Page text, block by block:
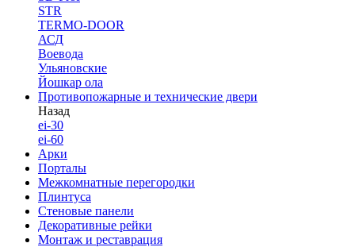
STR
TERMO-DOOR
АСД
Воевода
Ульяновские
Йошкар ола
Противопожарные и технические двери
Назад
ei-30
ei-60
Арки
Порталы
Межкомнатные перегородки
Плинтуса
Стеновые панели
Декоративные рейки
Монтаж и реставрация